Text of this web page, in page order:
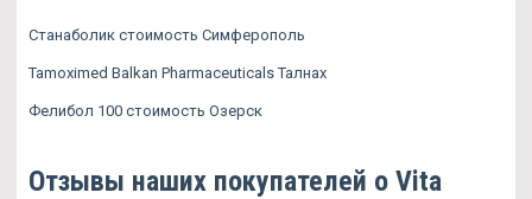
Станаболик стоимость Симферополь
Tamoximed Balkan Pharmaceuticals Талнах
Фелибол 100 стоимость Озерск
Отзывы наших покупателей о Vita